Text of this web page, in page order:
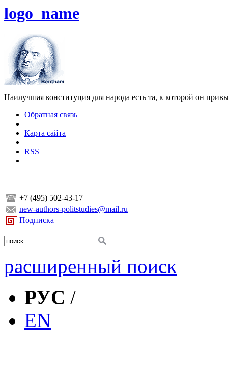
logo_name
Наилучшая конституция для народа есть та, к которой он
Обратная связь
|
Карта сайта
|
RSS
+7 (495) 502-43-17
new-authors-politstudies@mail.ru
Подписка
расширенный поиск
РУС /
EN